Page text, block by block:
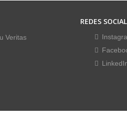
REDES